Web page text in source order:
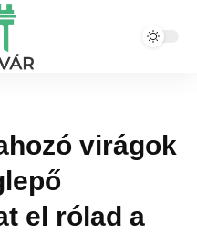
virágok
el rólad a